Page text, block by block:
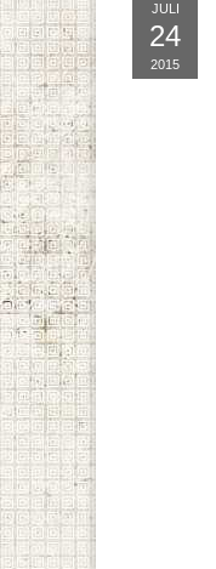
JULI
24
2015